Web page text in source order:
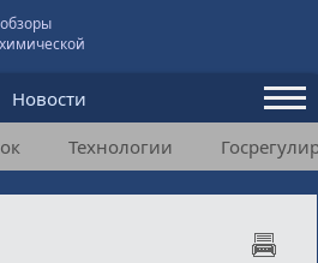
Новости
и мнения
Технологии